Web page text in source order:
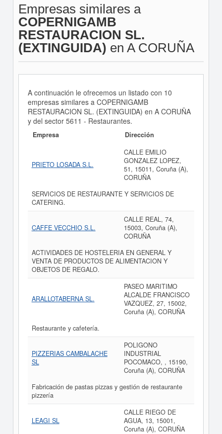
Empresas similares a
COPERNIGAMB
RESTAURACION SL.
(EXTINGUIDA) en A CORUÑA
A continuación le ofrecemos un listado con 10
empresas similares a COPERNIGAMB
RESTAURACION SL. (EXTINGUIDA) en A CORUÑA
y del sector 5611 - Restaurantes.
Empresa Dirección
PRIETO LOSADA S.L.
CALLE EMILIO
GONZALEZ LOPEZ,
51, 15011, Coruña (A),
CORUÑA
SERVICIOS DE RESTAURANTE Y SERVICIOS DE
CATERING.
CAFFE VECCHIO S.L.
CALLE REAL, 74,
15003, Coruña (A),
CORUÑA
ACTIVIDADES DE HOSTELERIA EN GENERAL Y
VENTA DE PRODUCTOS DE ALIMENTACION Y
OBJETOS DE REGALO.
ARALLOTABERNA SL.
PASEO MARITIMO
ALCALDE FRANCISCO
VAZQUEZ, 27, 15002,
Coruña (A), CORUÑA
Restaurante y cafetería.
PIZZERIAS CAMBALACHE
SL
POLIGONO
INDUSTRIAL
POCOMACO, , 15190,
Coruña (A), CORUÑA
Fabricación de pastas pizzas y gestión de restaurante
pizzería
LEAGI SL
CALLE RIEGO DE
AGUA, 13, 15001,
Coruña (A), CORUÑA